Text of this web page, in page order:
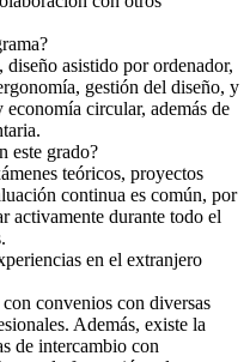
asistido por ordenador,
gestión del diseño, y
circular, además de
este grado?
teóricos, proyectos
continua es común, por
activamente durante todo el
en el extranjero
convenios con diversas
Además, existe la
de intercambio con